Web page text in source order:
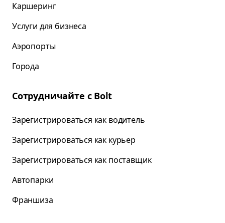
Каршеринг
Услуги для бизнеса
Аэропорты
Города
Сотрудничайте с Bolt
Зарегистрироваться как водитель
Зарегистрироваться как курьер
Зарегистрироваться как поставщик
Автопарки
Франшиза